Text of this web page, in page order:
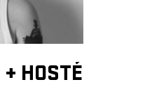
+ HOSTÉ